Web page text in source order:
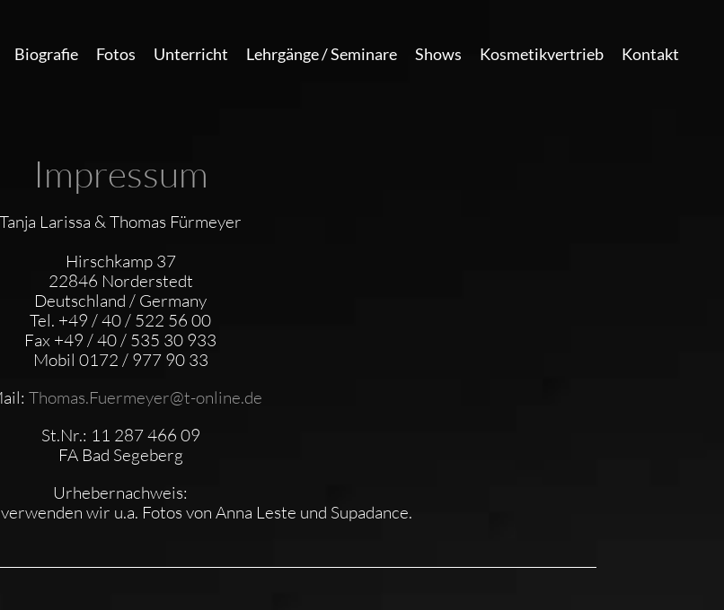
Biografie Fotos Unterricht Lehrgänge / Seminare Shows Kosmetikvertrieb Kontakt
Impressum
Tanja Larissa & Thomas Fürmeyer
Hirschkamp 37
22846 Norderstedt
Deutschland / Germany
Tel. +49 / 40 / 522 56 00
Fax +49 / 40 / 535 30 933
Mobil 0172 / 977 90 33
Thomas.Fuermeyer@t-online.de
St.Nr.: 11 287 466 09
FA Bad Segeberg
Urhebernachweis:
wir u.a. Fotos von Anna Leste und Supadance.